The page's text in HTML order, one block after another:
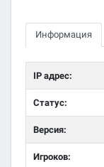
Информация
IP адрес:
Статус:
Версия:
Игроков: